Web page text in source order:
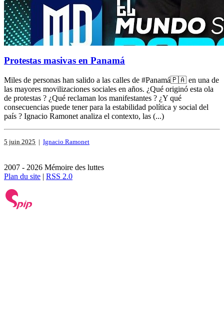
Protestas masivas en Panamá
Miles de personas han salido a las calles de #Panamá🇵🇦 en una de
las mayores movilizaciones sociales en años. ¿Qué originó esta ola
de protestas ? ¿Qué reclaman los manifestantes ? ¿Y qué
consecuencias puede tener para la estabilidad política y social del
país ? Ignacio Ramonet analiza el contexto, las (...)
5 juin 2025 | Ignacio Ramonet
2007 - 2026 Mémoire des luttes
Plan du site | RSS 2.0